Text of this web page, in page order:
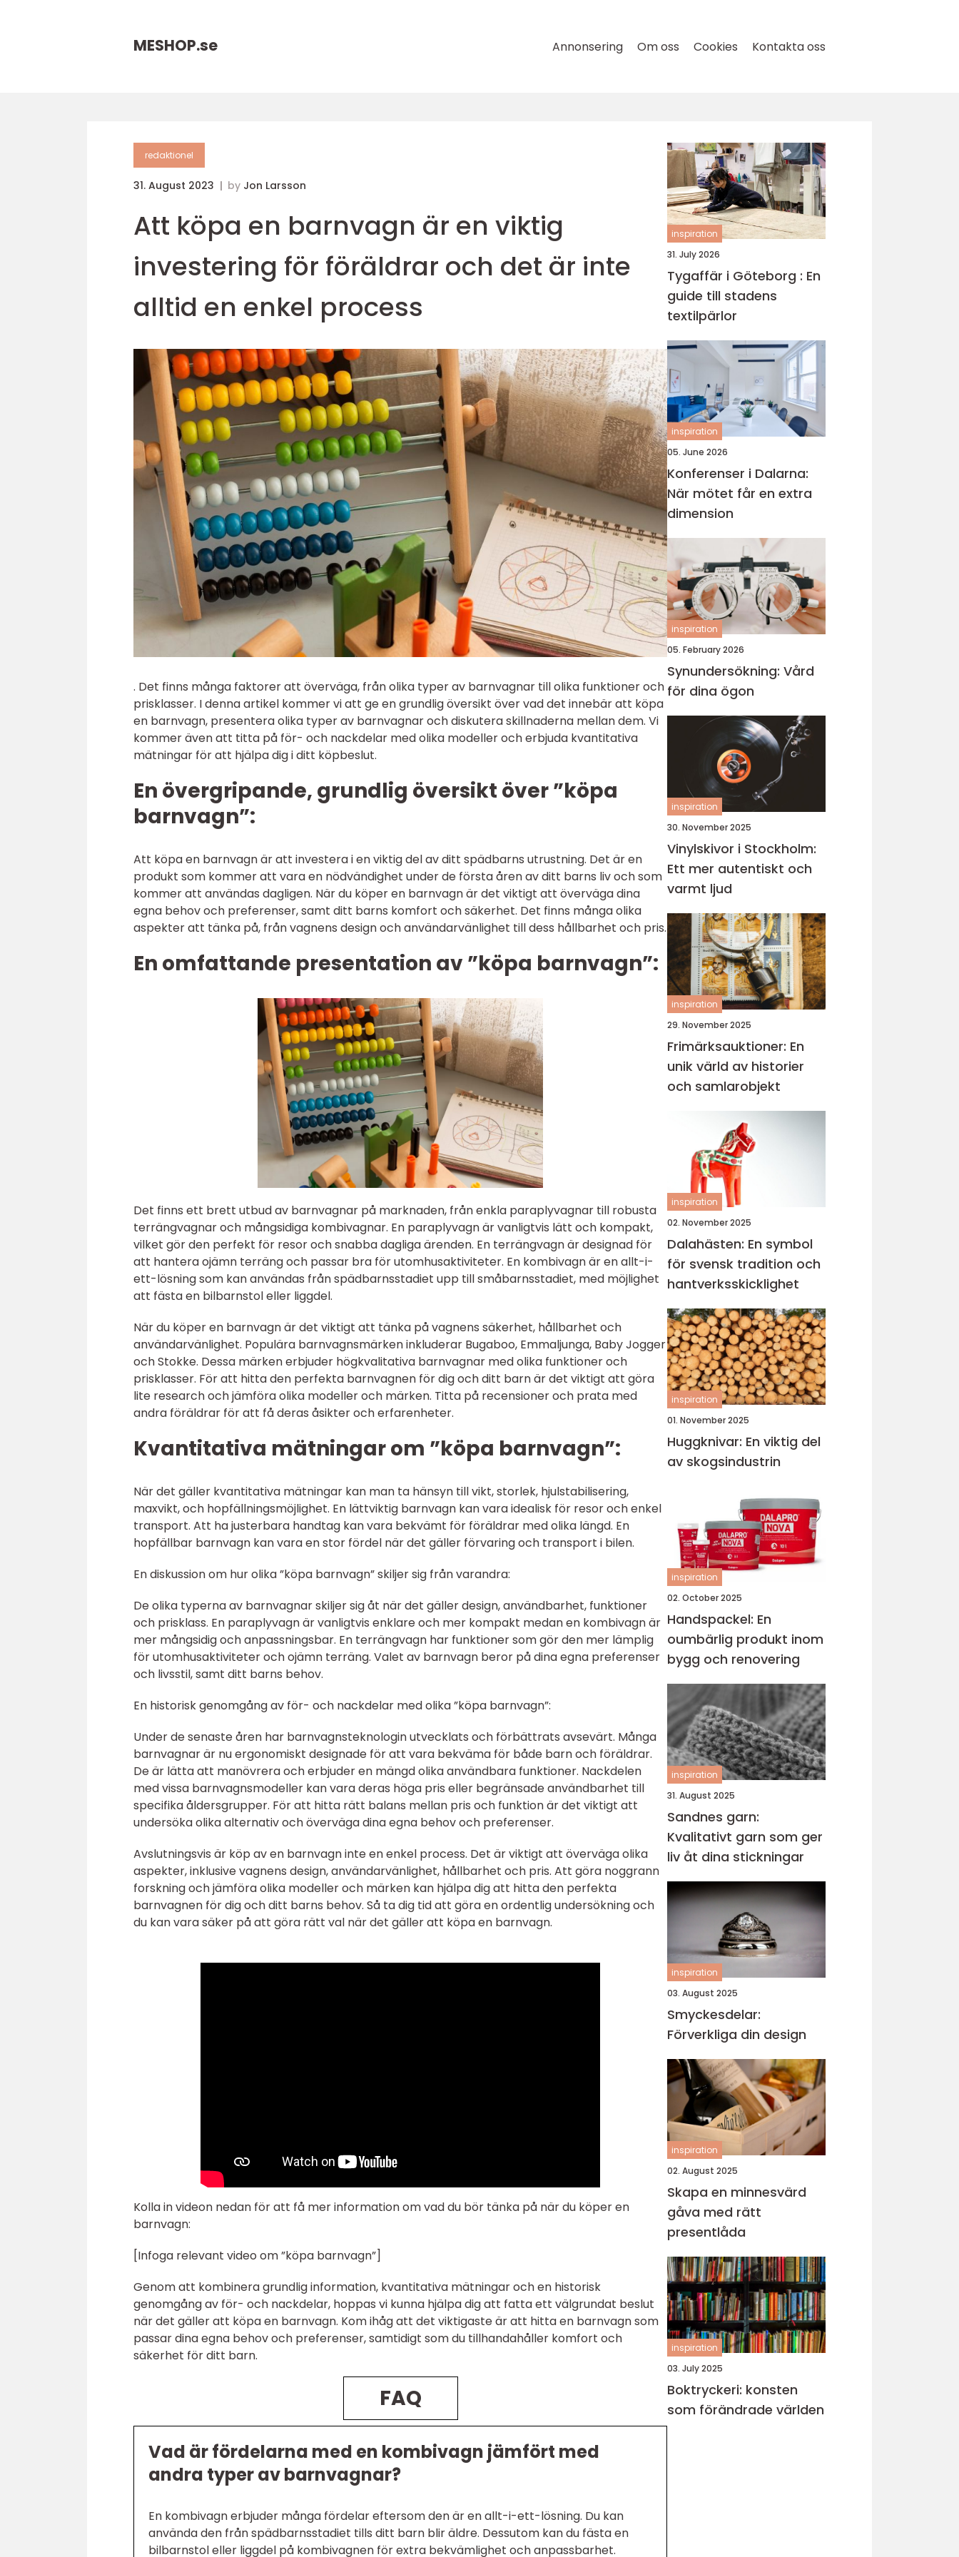
MESHOP.se Annonsering Om oss Cookies Kontakta oss
redaktionel
31. August 2023 by Jon Larsson
Att köpa en barnvagn är en viktig
investering för föräldrar och det är inte
alltid en enkel process
. Det finns många faktorer att överväga, från olika typer av barnvagnar till olika funktioner och
prisklasser. I denna artikel kommer vi att ge en grundlig översikt över vad det innebär att köpa
en barnvagn, presentera olika typer av barnvagnar och diskutera skillnaderna mellan dem. Vi
kommer även att titta på för- och nackdelar med olika modeller och erbjuda kvantitativa
mätningar för att hjälpa dig i ditt köpbeslut.
En övergripande, grundlig översikt över ”köpa
barnvagn”:
Att köpa en barnvagn är att investera i en viktig del av ditt spädbarns utrustning. Det är en
produkt som kommer att vara en nödvändighet under de första åren av ditt barns liv och som
kommer att användas dagligen. När du köper en barnvagn är det viktigt att överväga dina
egna behov och preferenser, samt ditt barns komfort och säkerhet. Det finns många olika
aspekter att tänka på, från vagnens design och användarvänlighet till dess hållbarhet och pris.
En omfattande presentation av ”köpa barnvagn”:
Det finns ett brett utbud av barnvagnar på marknaden, från enkla paraplyvagnar till robusta
terrängvagnar och mångsidiga kombivagnar. En paraplyvagn är vanligtvis lätt och kompakt,
vilket gör den perfekt för resor och snabba dagliga ärenden. En terrängvagn är designad för
att hantera ojämn terräng och passar bra för utomhusaktiviteter. En kombivagn är en allt-i-
ett-lösning som kan användas från spädbarnsstadiet upp till småbarnsstadiet, med möjlighet
att fästa en bilbarnstol eller liggdel.
När du köper en barnvagn är det viktigt att tänka på vagnens säkerhet, hållbarhet och
användarvänlighet. Populära barnvagnsmärken inkluderar Bugaboo, Emmaljunga, Baby Jogger
och Stokke. Dessa märken erbjuder högkvalitativa barnvagnar med olika funktioner och
prisklasser. För att hitta den perfekta barnvagnen för dig och ditt barn är det viktigt att göra
lite research och jämföra olika modeller och märken. Titta på recensioner och prata med
andra föräldrar för att få deras åsikter och erfarenheter.
Kvantitativa mätningar om ”köpa barnvagn”:
När det gäller kvantitativa mätningar kan man ta hänsyn till vikt, storlek, hjulstabilisering,
maxvikt, och hopfällningsmöjlighet. En lättviktig barnvagn kan vara idealisk för resor och enkel
transport. Att ha justerbara handtag kan vara bekvämt för föräldrar med olika längd. En
hopfällbar barnvagn kan vara en stor fördel när det gäller förvaring och transport i bilen.
En diskussion om hur olika ”köpa barnvagn” skiljer sig från varandra:
De olika typerna av barnvagnar skiljer sig åt när det gäller design, användbarhet, funktioner
och prisklass. En paraplyvagn är vanligtvis enklare och mer kompakt medan en kombivagn är
mer mångsidig och anpassningsbar. En terrängvagn har funktioner som gör den mer lämplig
för utomhusaktiviteter och ojämn terräng. Valet av barnvagn beror på dina egna preferenser
och livsstil, samt ditt barns behov.
En historisk genomgång av för- och nackdelar med olika ”köpa barnvagn”:
Under de senaste åren har barnvagnsteknologin utvecklats och förbättrats avsevärt. Många
barnvagnar är nu ergonomiskt designade för att vara bekväma för både barn och föräldrar.
De är lätta att manövrera och erbjuder en mängd olika användbara funktioner. Nackdelen
med vissa barnvagnsmodeller kan vara deras höga pris eller begränsade användbarhet till
specifika åldersgrupper. För att hitta rätt balans mellan pris och funktion är det viktigt att
undersöka olika alternativ och överväga dina egna behov och preferenser.
Avslutningsvis är köp av en barnvagn inte en enkel process. Det är viktigt att överväga olika
aspekter, inklusive vagnens design, användarvänlighet, hållbarhet och pris. Att göra noggrann
forskning och jämföra olika modeller och märken kan hjälpa dig att hitta den perfekta
barnvagnen för dig och ditt barns behov. Så ta dig tid att göra en ordentlig undersökning och
du kan vara säker på att göra rätt val när det gäller att köpa en barnvagn.
Kolla in videon nedan för att få mer information om vad du bör tänka på när du köper en
barnvagn:
[Infoga relevant video om ”köpa barnvagn”]
Genom att kombinera grundlig information, kvantitativa mätningar och en historisk
genomgång av för- och nackdelar, hoppas vi kunna hjälpa dig att fatta ett välgrundat beslut
när det gäller att köpa en barnvagn. Kom ihåg att det viktigaste är att hitta en barnvagn som
passar dina egna behov och preferenser, samtidigt som du tillhandahåller komfort och
säkerhet för ditt barn.
FAQ
Vad är fördelarna med en kombivagn jämfört med
andra typer av barnvagnar?
En kombivagn erbjuder många fördelar eftersom den är en allt-i-ett-lösning. Du kan
använda den från spädbarnsstadiet tills ditt barn blir äldre. Dessutom kan du fästa en
bilbarnstol eller liggdel på kombivagnen för extra bekvämlighet och anpassbarhet.
inspiration
31. July 2026
Tygaffär i Göteborg : En
guide till stadens
textilpärlor
inspiration
05. June 2026
Konferenser i Dalarna:
När mötet får en extra
dimension
inspiration
05. February 2026
Synundersökning: Vård
för dina ögon
inspiration
30. November 2025
Vinylskivor i Stockholm:
Ett mer autentiskt och
varmt ljud
inspiration
29. November 2025
Frimärksauktioner: En
unik värld av historier
och samlarobjekt
inspiration
02. November 2025
Dalahästen: En symbol
för svensk tradition och
hantverksskicklighet
inspiration
01. November 2025
Huggknivar: En viktig del
av skogsindustrin
inspiration
02. October 2025
Handspackel: En
oumbärlig produkt inom
bygg och renovering
inspiration
31. August 2025
Sandnes garn:
Kvalitativt garn som ger
liv åt dina stickningar
inspiration
03. August 2025
Smyckesdelar:
Förverkliga din design
inspiration
02. August 2025
Skapa en minnesvärd
gåva med rätt
presentlåda
inspiration
03. July 2025
Boktryckeri: konsten
som förändrade världen